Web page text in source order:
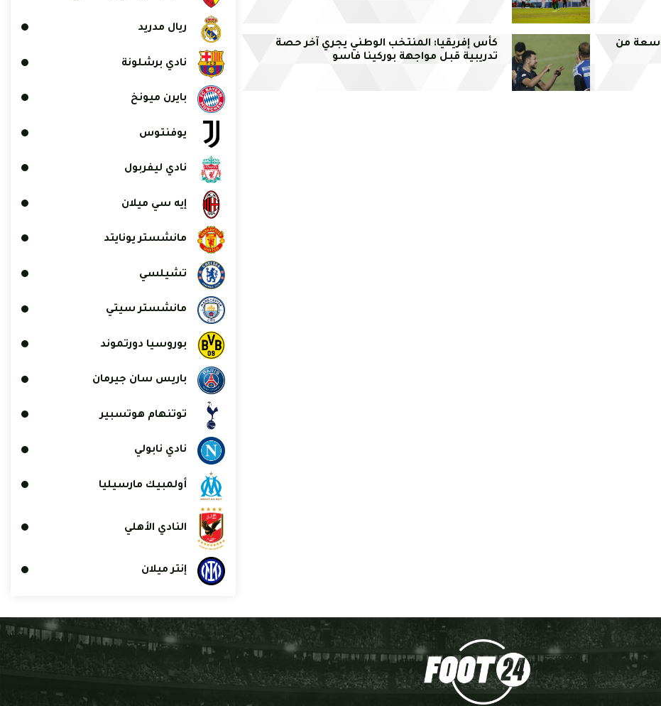
من
كأس إفريقيا: المنتخب الوطني يجري آخر حصة
تدريبية قبل مواجهة بوركينا فاسو
ريال مدريد
نادي برشلونة
بايرن ميونخ
يوفنتوس
نادي ليفربول
إيه سي ميلان
مانشستر يونايتد
تشيلسي
مانشستر سيتي
بوروسيا دورتموند
باريس سان جيرمان
توتنهام هوتسبير
نادي نابولي
أولمبيك مارسيليا
النادي الأهلي
إنتر ميلان